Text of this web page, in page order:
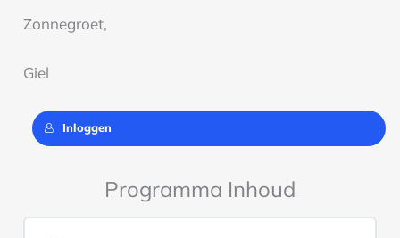
Zonnegroet,
Giel
Inloggen
Programma Inhoud